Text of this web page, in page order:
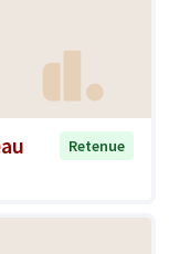
Retenue